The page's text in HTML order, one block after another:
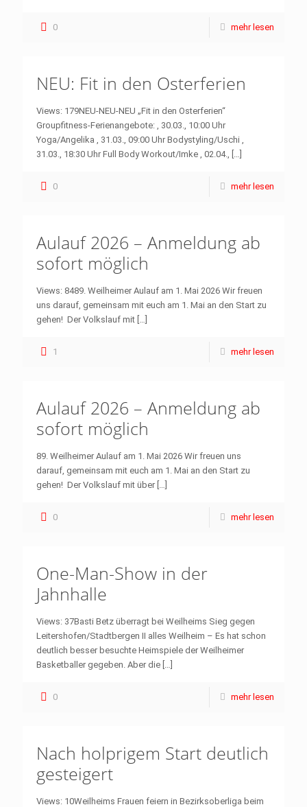
0 mehr lesen
NEU: Fit in den Osterferien
Views: 179NEU-NEU-NEU „Fit in den Osterferien“
Groupfitness-Ferienangebote: , 30.03., 10:00 Uhr
Yoga/Angelika , 31.03., 09:00 Uhr Bodystyling/Uschi ,
31.03., 18:30 Uhr Full Body Workout/Imke , 02.04., […]
0 mehr lesen
Aulauf 2026 – Anmeldung ab
sofort möglich
Views: 8489. Weilheimer Aulauf am 1. Mai 2026 Wir freuen
uns darauf, gemeinsam mit euch am 1. Mai an den Start zu
gehen! Der Volkslauf mit […]
1 mehr lesen
Aulauf 2026 – Anmeldung ab
sofort möglich
89. Weilheimer Aulauf am 1. Mai 2026 Wir freuen uns
darauf, gemeinsam mit euch am 1. Mai an den Start zu
gehen! Der Volkslauf mit über […]
0 mehr lesen
One-Man-Show in der
Jahnhalle
Views: 37Basti Betz überragt bei Weilheims Sieg gegen
Leitershofen/Stadtbergen II alles Weilheim – Es hat schon
deutlich besser besuchte Heimspiele der Weilheimer
Basketballer gegeben. Aber die […]
0 mehr lesen
Nach holprigem Start deutlich
gesteigert
Views: 10Weilheims Frauen feiern in Bezirksoberliga beim